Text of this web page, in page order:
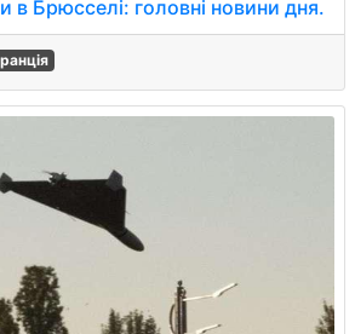
в Брюсселі: головні новини дня.